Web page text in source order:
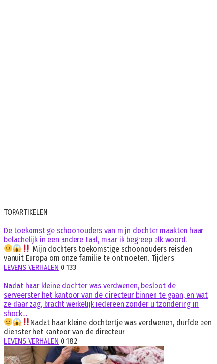
TOPARTIKELEN
De toekomstige schoonouders van mijn dochter maakten haar
belachelijk in een andere taal, maar ik begreep elk woord.
Mijn dochters toekomstige schoonouders reisden
vanuit Europa om onze familie te ontmoeten. Tijdens
LEVENS VERHALEN 0 133
Nadat haar kleine dochter was verdwenen, besloot de
serveerster het kantoor van de directeur binnen te gaan, en wat
ze daar zag, bracht werkelijk iedereen zonder uitzondering in
shock…
Nadat haar kleine dochtertje was verdwenen, durfde een
dienster het kantoor van de directeur
LEVENS VERHALEN 0 182